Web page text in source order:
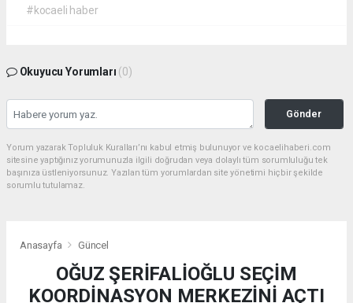
#kocaeli haber
Okuyucu Yorumları (0)
Gönder
Yorum yazarak Topluluk Kuralları’nı kabul etmiş bulunuyor ve kocaelihaberi.com
sitesine yaptığınız yorumunuzla ilgili doğrudan veya dolaylı tüm sorumluluğu tek
başınıza üstleniyorsunuz. Yazılan tüm yorumlardan site yönetimi hiçbir şekilde
sorumlu tutulamaz.
Anasayfa Güncel
OĞUZ ŞERİFALİOĞLU SEÇİM
KOORDİNASYON MERKEZİNİ AÇTI